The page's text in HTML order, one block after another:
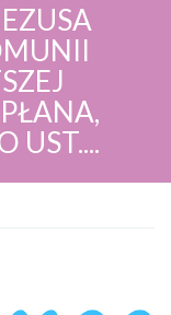
UST....